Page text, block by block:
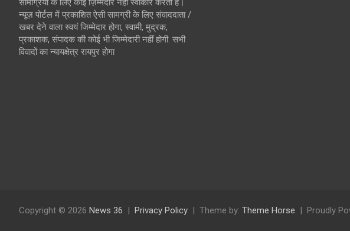
सामग्रियों के लिए कोई ज़िम्मेदार नहीं स्वीकार करता है।
न्यूज़ पोर्टल में प्रकाशित ऐसी सामग्री के लिए संवाददाता /
खबर देने वाला स्वयं जिम्मेदार होगा, स्वामी, मुद्रक,
प्रकाशक, संपादक की कोई भी जिम्मेदारी नहीं होगी. सभी
विवादों का न्यायक्षेत्र रायपुर होगा
Copyright © 2026 News 36 Privacy Policy Theme by: Theme Horse Proudly